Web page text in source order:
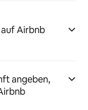
Airbnb
angeben,